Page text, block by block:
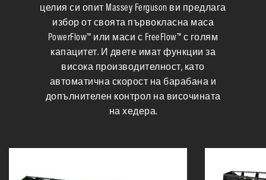
целия си опит Massey Ferguson ви предлага
избор от своята първокласна маса
PowerFlow™ или маси с FreeFlow™ с голям
капацитет. И двете имат функции за
висока производителност, като
автоматична скорост на барабана и
допълнителен контрол на височината
на хедера.